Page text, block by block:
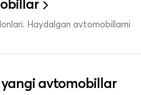
Haydalgan avtomobillarni
avtomobillar